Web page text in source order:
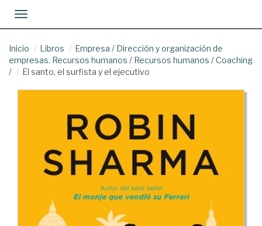
Toggle navigation
Inicio Libros Empresa / Dirección y organización de
empresas. Recursos humanos / Recursos humanos /Coaching
/
El santo, el surfista y el ejecutivo